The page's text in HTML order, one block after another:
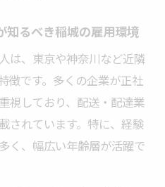
知るべき稲城の雇用環境
は、東京や神奈川など近隣
徴です。多くの企業が正社
視しており、配送・配達業
されています。特に、経験
く、幅広い年齢層が活躍で